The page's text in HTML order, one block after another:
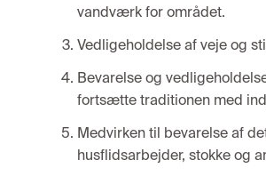
vandværk for området.
Vedligeholdelse af veje og
Bevarelse og
fortsætte traditionen med
Medvirken til bevarelse af
husflidsarbejder, stokke og